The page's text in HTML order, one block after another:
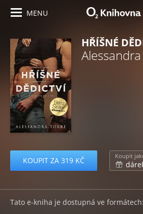
MENU
HŘÍŠNÉ
KOUPIT ZA 319 KČ Koupit
Tato e-kniha je dostupná ve formátech: